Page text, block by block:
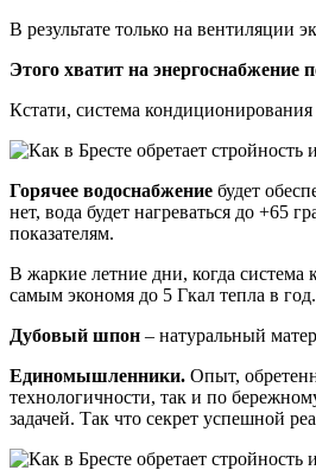
В результате только на вентиляции
Этого хватит на энергоснабжение
Кстати, система
Горячее водоснабжение будет
нет, вода будет нагреваться до +65
показателям.
В жаркие летние дни, когда система
самым экономя до 5 Гкал тепла в год.
Дубовый шпон – натуральный
Единомышленники. Опыт,
технологичности, так и по
задачей. Так что секрет успешной